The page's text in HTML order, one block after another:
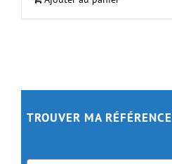
TROUVER MA RÉFÉRENCE